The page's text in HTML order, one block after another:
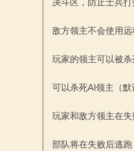
决斗区，防止士兵
敌方领主不会使用远
玩家的领主可以被杀
可以杀死AI领主（默
玩家和敌方领主在失
部队将在失败后逃